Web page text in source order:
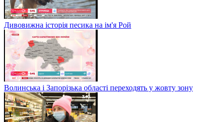
Дивовижна історія песика на ім'я Рой
Волинська і Запорізька області переходять у жовту зону